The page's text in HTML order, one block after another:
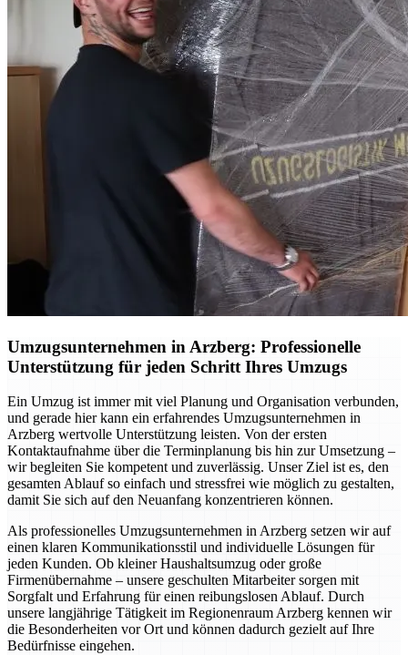
Umzugsunternehmen in Arzberg: Professionelle
Unterstützung für jeden Schritt Ihres Umzugs
Ein Umzug ist immer mit viel Planung und Organisation verbunden,
und gerade hier kann ein erfahrendes Umzugsunternehmen in
Arzberg wertvolle Unterstützung leisten. Von der ersten
Kontaktaufnahme über die Terminplanung bis hin zur Umsetzung –
wir begleiten Sie kompetent und zuverlässig. Unser Ziel ist es, den
gesamten Ablauf so einfach und stressfrei wie möglich zu gestalten,
damit Sie sich auf den Neuanfang konzentrieren können.
Als professionelles Umzugsunternehmen in Arzberg setzen wir auf
einen klaren Kommunikationsstil und individuelle Lösungen für
jeden Kunden. Ob kleiner Haushaltsumzug oder große
Firmenübernahme – unsere geschulten Mitarbeiter sorgen mit
Sorgfalt und Erfahrung für einen reibungslosen Ablauf. Durch
unsere langjährige Tätigkeit im Regionenraum Arzberg kennen wir
die Besonderheiten vor Ort und können dadurch gezielt auf Ihre
Bedürfnisse eingehen.